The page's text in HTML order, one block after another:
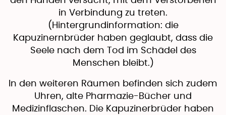
in Verbindung zu treten.
(Hintergrundinformation: die
Kapuzinernbrüder haben geglaubt, dass die
Seele nach dem Tod im Schädel des
Menschen bleibt.)
In den weiteren Räumen befinden sich zudem
Uhren, alte Pharmazie-Bücher und
Medizinflaschen. Die Kapuzinerbrüder haben